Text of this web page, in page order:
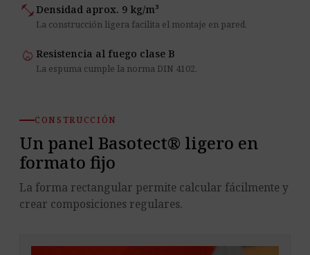
fitness_centerDensidad aprox. 9 kg/m³
La construcción ligera facilita el montaje en pared.
local_fire_department Resistencia al fuego clase B
La espuma cumple la norma DIN 4102.
CONSTRUCCIÓN
Un panel Basotect® ligero en
formato fijo
La forma rectangular permite calcular fácilmente y
crear composiciones regulares.